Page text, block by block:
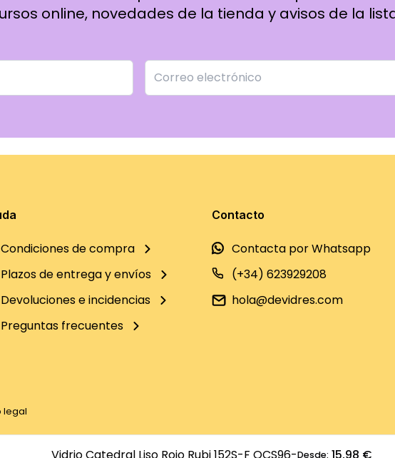
Desde:
online, novedades de la tienda y avisos de la
Condiciones de compra
Plazos de entrega y envíos
Devoluciones e incidencias
Preguntas frecuentes
Contacto
Contacta por Whatsapp
(+34) 623929208
hola@devidres.com
legal